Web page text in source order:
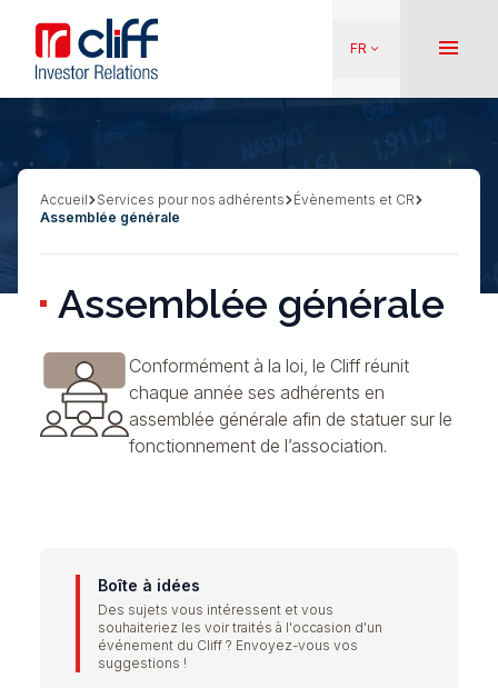
contenu
principal
Aller directement au contenu
FR keyboard_arrow_down menu
Fil
Accueil Services pour nos adhérents
Évènements et CR
Assemblée générale
Assemblée générale
Conformément à la loi, le Cliff réunit
chaque année ses adhérents en
assemblée générale afin de statuer sur le
fonctionnement de l’association.
Boîte à idées
Des sujets vous intéressent et vous
souhaiteriez les voir traités à l'occasion d'un
événement du Cliff ? Envoyez-vous vos
suggestions !